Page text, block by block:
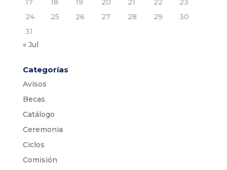
17
18 19 20 21 22
23
24
25 26 27 28 29
30
31
« Jul
Categorías
Avisos
Becas
Catálogo
Ceremonia
Ciclos
Comisión